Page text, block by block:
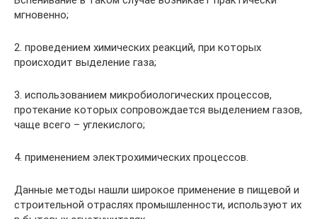
мгновенно;
2. проведением химических реакций, при которых
происходит выделение газа;
3. использованием микробиологических процессов,
протекание которых сопровождается выделением газов,
чаще всего – углекислого;
4. применением электрохимических процессов.
Данные методы нашли широкое применение в пищевой и
строительной отраслях промышленности, используют их